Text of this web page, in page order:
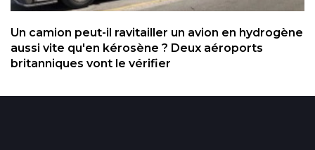
Un camion peut-il ravitailler un avion en hydrogène
aussi vite qu'en kérosène ? Deux aéroports
britanniques vont le vérifier